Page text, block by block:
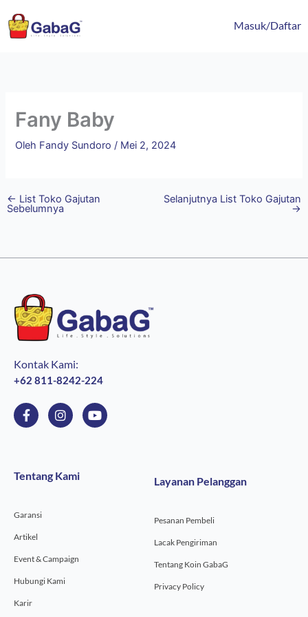
ke
konten
Masuk/Daftar
Fany Baby
Oleh Fandy Sundoro / Mei 2, 2024
← List Toko Gajutan
Sebelumnya
Selanjutnya List Toko Gajutan
→
Kontak Kami:
+62 811-8242-224
F
a
c
o
f
I
n
s
g
r
Y
o
u
Tentang Kami
Garansi
Artikel
Event & Campaign
Hubungi Kami
Karir
Layanan Pelanggan
Pesanan Pembeli
Lacak Pengiriman
Tentang Koin GabaG
Privacy Policy